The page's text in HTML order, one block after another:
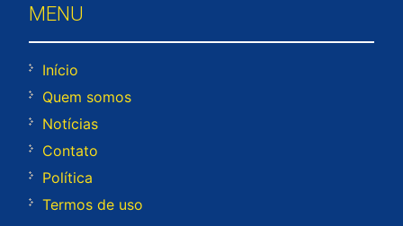
MENU
Início
Quem somos
Notícias
Contato
Política
Termos de uso